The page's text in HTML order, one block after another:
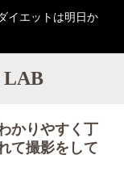
イエットは明日か
LAB
かりやすく丁
て撮影をして